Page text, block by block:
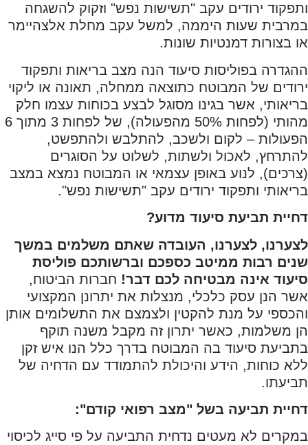
ותפקוד ירודים עקב "תשישות נפש" וזקוק להשגחה
במרבית שעות היממה, למשל עקב מחלת אלצהיימר
או בצורות דמנטיות שונות.
ההגדרה בפוליסות סיעוד הנה מצב בריאות ותפקוד
ירודים של המבוטח כתוצאה ממחלה, תאונה או ליקוי
בריאותי, אשר בגינו מסוגל לבצע בכוחות עצמו חלק
מהותי (לפחות 50% מהפעולה), של לפחות 3 מתוך 6
הפעולות – לקום ולשכב, להתלבש ולהתפשט,
להתרחץ, לאכול ולשתות, לשלוט על הסוגרים
(צרכים), לנוע באופן עצמאי או המבוטח נמצא במצב
בריאותי ותפקוד ירודים עקב "תשישות נפש".
דחיית תביעת סיעוד מדוע?
לצערנו, לצערנו, העובדה שאתם משלמים במשך
שנים רבות ממיטב כספכם וברשותכם פוליסת
סיעוד אינה מבטיחה לכם דבר! חברות הביטוח,
אשר הנן עסק כלכלי, מנצלות את יתרונן המקצועי
והכספי על מנת להקטין ולצמצם את התשלומים אותן
הן משלמות, כאשר יתרון זה מקבל משנה תוקף
בתביעת סיעוד בה המבוטח בדרך כלל הנו איש זקן
ללא כוחות, הידע והיכולת להתמודד עם הדחיה של
תביעתו.
דחיית תביעה בשל "מצב רפואי קודם":
במקרים לא מעטים נדחית התביעה על פי סייג לכיסוי